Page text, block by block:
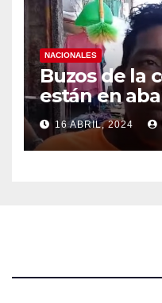
NACIONALES
Buzos de la
están en
16 ABRIL, 2024